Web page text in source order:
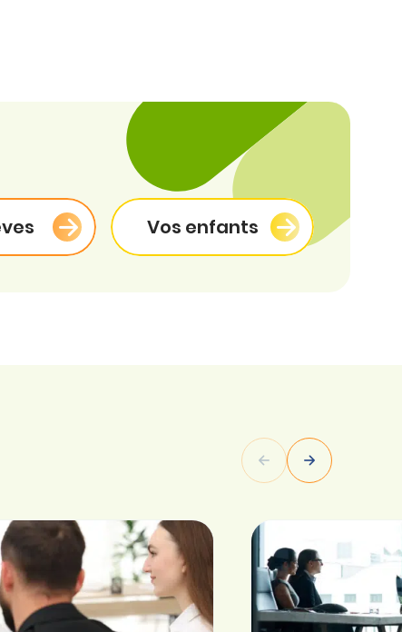
Vos enfants